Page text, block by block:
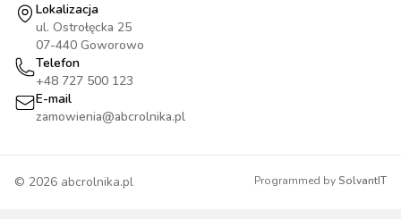
Lokalizacja
ul. Ostrołęcka 25
07-440 Goworowo
Telefon
+48 727 500 123
E-mail
zamowienia@abcrolnika.pl
© 2026 abcrolnika.pl Programmed bySolvantIT